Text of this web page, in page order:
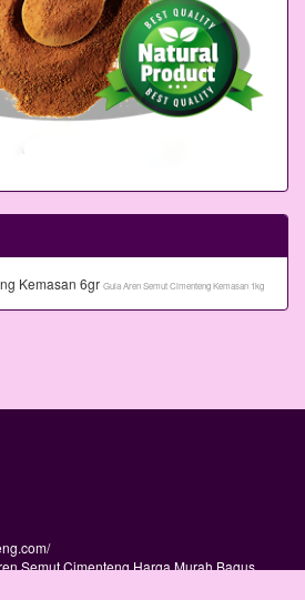
Kemasan 6gr Gula Aren Semut Cimenteng Kemasan 1kg
Semut Cimenteng Harga Murah Bagus